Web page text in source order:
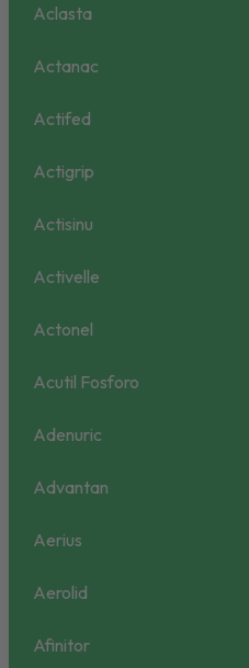
Aclasta
Actanac
Actifed
Actigrip
Actisinu
Activelle
Actonel
Acutil Fosforo
Adenuric
Advantan
Aerius
Aerolid
Afinitor